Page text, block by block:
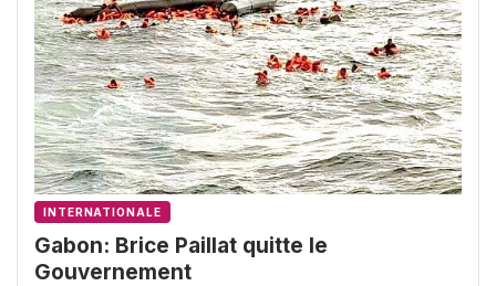
INTERNATIONALE
Gabon: Brice Paillat quitte le
Gouvernement